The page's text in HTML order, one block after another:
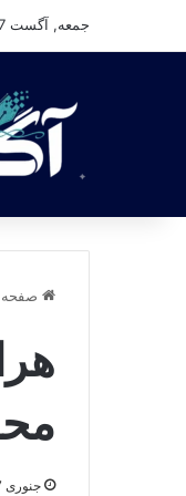
جمعه, آگست 7 2026
جنوری 17, 2026